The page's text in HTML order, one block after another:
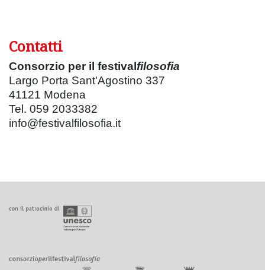
Contatti
Consorzio per il festival filosofia
Largo Porta Sant'Agostino 337
41121 Modena
Tel. 059 2033382
info@festivalfilosofia.it